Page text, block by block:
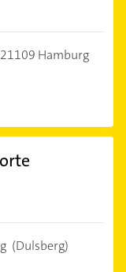
21109 Hamburg
(Dulsberg)